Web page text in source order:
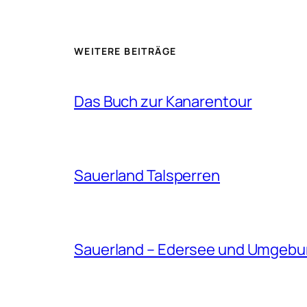
WEITERE BEITRÄGE
Das Buch zur Kanarentour
Sauerland Talsperren
Sauerland – Edersee und